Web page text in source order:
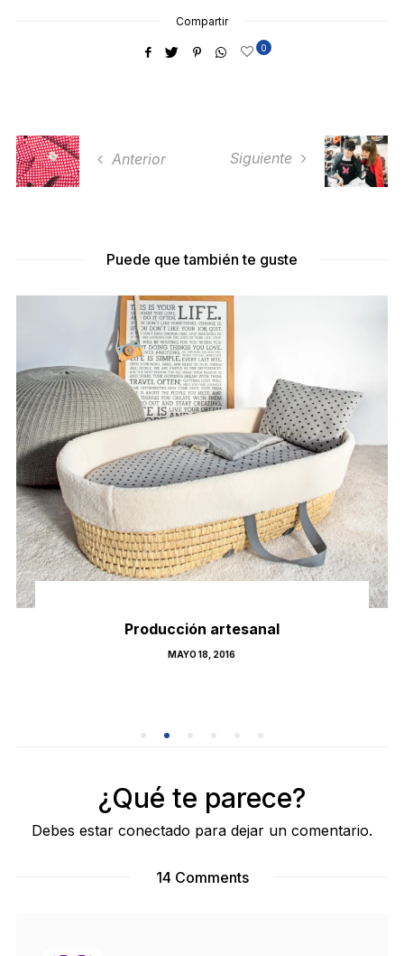
Compartir
0
Anterior Siguiente
Puede que también te guste
Producción artesanal
POSTED
MAYO 18, 2016
¿Qué te parece?
Debes estar conectado para dejar un comentario.
14 Comments